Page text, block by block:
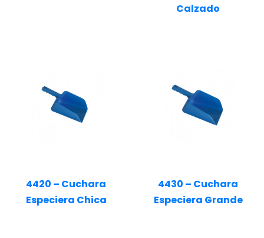
Calzado
4420 – Cuchara
Especiera Chica
4430 – Cuchara
Especiera Grande